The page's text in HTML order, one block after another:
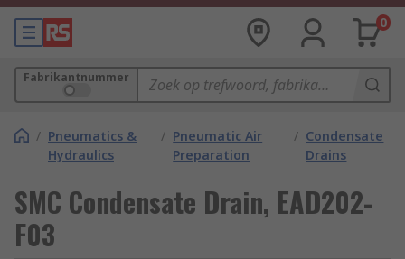
0
Fabrikantnummer
/ Pneumatics &
Hydraulics
/ Pneumatic Air
Preparation
/ Condensate
Drains
SMC Condensate Drain, EAD202-
F03